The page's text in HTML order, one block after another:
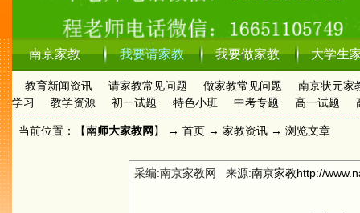
南京家教 我要请家教 我要做家教 大学生
教育新闻资讯 请家教常见问题 做家教常见问题
南京状元家
学习
教学资源 初一试题 特色小班 中考专题 高一试题
当前位置：【南师大家教网 】 → 首页 → 家教资讯 → 浏览文章
采编:南京家教网 来源:南京家教http://